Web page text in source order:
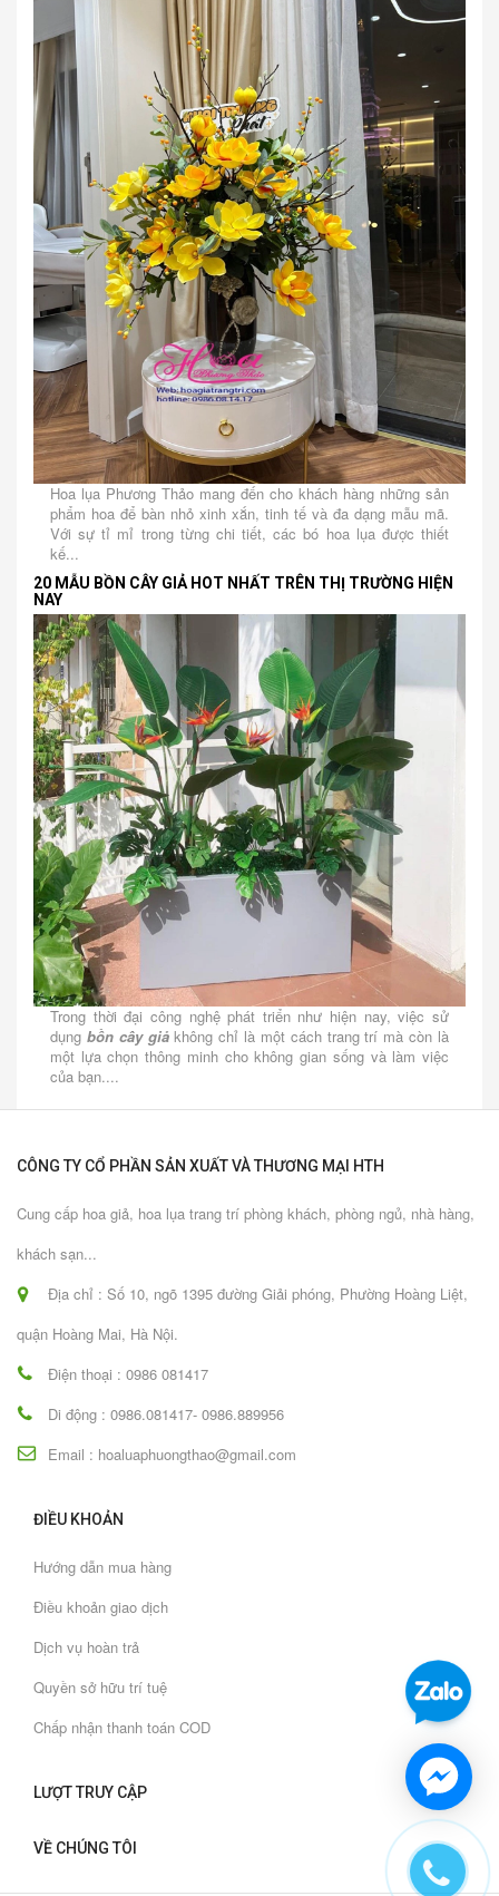
Hoa lụa Phương Thảo mang đến cho khách hàng những sản
phẩm hoa để bàn nhỏ xinh xắn, tinh tế và đa dạng mẫu mã.
Với sự tỉ mỉ trong từng chi tiết, các bó hoa lụa được thiết
kế...
20 MẪU BỒN CÂY GIẢ HOT NHẤT TRÊN THỊ TRƯỜNG HIỆN
NAY
Trong thời đại công nghệ phát triển như hiện nay, việc sử
dụng bồn cây giảkhông chỉ là một cách trang trí mà còn là
một lựa chọn thông minh cho không gian sống và làm việc
của bạn....
CÔNG TY CỔ PHẦN SẢN XUẤT VÀ THƯƠNG MẠI HTH
Cung cấp hoa giả, hoa lụa trang trí phòng khách, phòng ngủ, nhà hàng,
khách sạn...
Địa chỉ : Số 10, ngõ 1395 đường Giải phóng, Phường Hoàng Liệt,
quận Hoàng Mai, Hà Nội.
Điện thoại : 0986 081417
Di động : 0986.081417- 0986.889956
Email : hoaluaphuongthao@gmail.com
ĐIỀU KHOẢN
Hướng dẫn mua hàng
Điều khoản giao dịch
Dịch vụ hoàn trả
Quyền sở hữu trí tuệ
Chấp nhận thanh toán COD
LƯỢT TRUY CẬP
VỀ CHÚNG TÔI